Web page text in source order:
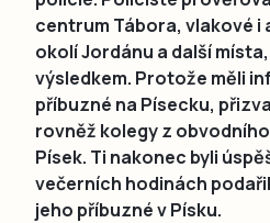
centrum Tábora, vlakové i
okolí Jordánu a další
výsledkem. Protože měli
příbuzné na Písecku,
rovněž kolegy z
Písek. Ti nakonec byli
večerních hodinách
jeho příbuzné v Písku.